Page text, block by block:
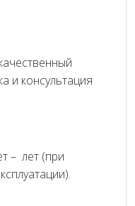
и консультация
– лет (при